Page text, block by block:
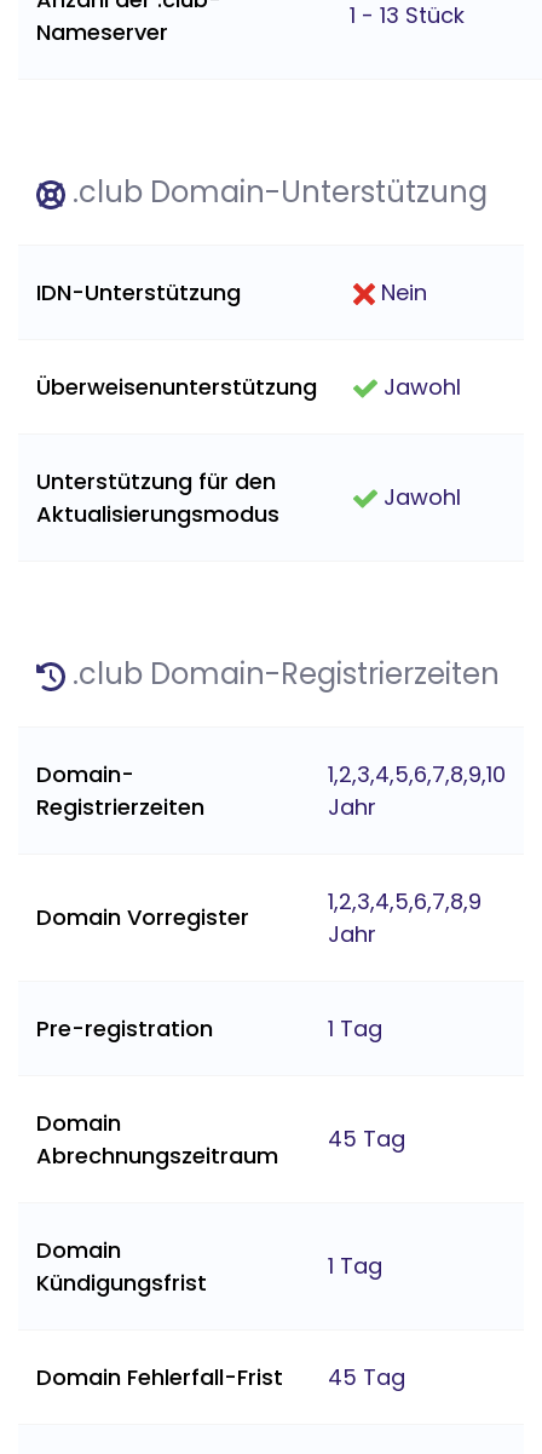
Nameserver
1 - 13 Stück
.club Domain-Unterstützung
IDN-Unterstützung Nein
Überweisenunterstützung Jawohl
Unterstützung für den
Aktualisierungsmodus
Jawohl
.club Domain-Registrierzeiten
Domain-
Registrierzeiten
1,2,3,4,5,6,7,8,9,10
Jahr
Domain Vorregister
1,2,3,4,5,6,7,8,9
Jahr
Pre-registration 1 Tag
Domain
Abrechnungszeitraum
45 Tag
Domain
Kündigungsfrist
1 Tag
Domain Fehlerfall-Frist 45 Tag